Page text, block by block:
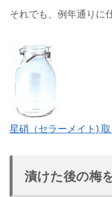
それでも、例年通りに
星硝（セラーメイト)
漬けた後の梅